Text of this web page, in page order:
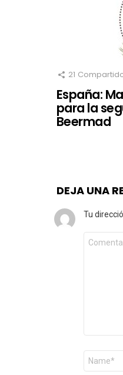
21
España:
para la
Beermad
DEJA UNA
Tu
Nombre